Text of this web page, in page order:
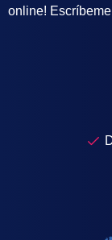
online!